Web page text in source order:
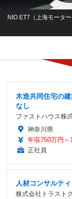
NIO ET7（上海モータ
木造共同住宅の
なし
ファストハウス株
神奈川県
年収750万円～
正社員
人材コンサルテ
株式会社トラスト